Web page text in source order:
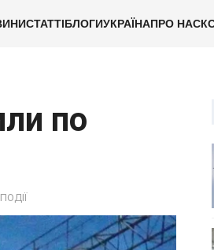
СТАТТІБЛОГИУКРАЇНАПРО НАС
по
ПОДІЇ